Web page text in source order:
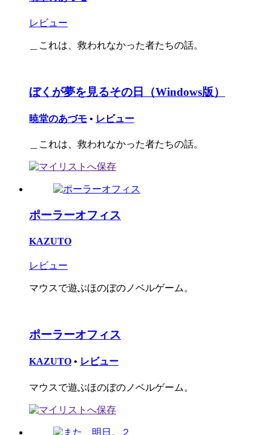
レビュー
＿これは、救われなかった者たちの話。
ぼくが夢を見るその日（Windows版）
暁堂のあづモ • レビュー
＿これは、救われなかった者たちの話。
ポーラーオフィス
KAZUTO
レビュー
マウスで遊ぶほのぼのノベルゲーム。
ポーラーオフィス
KAZUTO • レビュー
マウスで遊ぶほのぼのノベルゲーム。